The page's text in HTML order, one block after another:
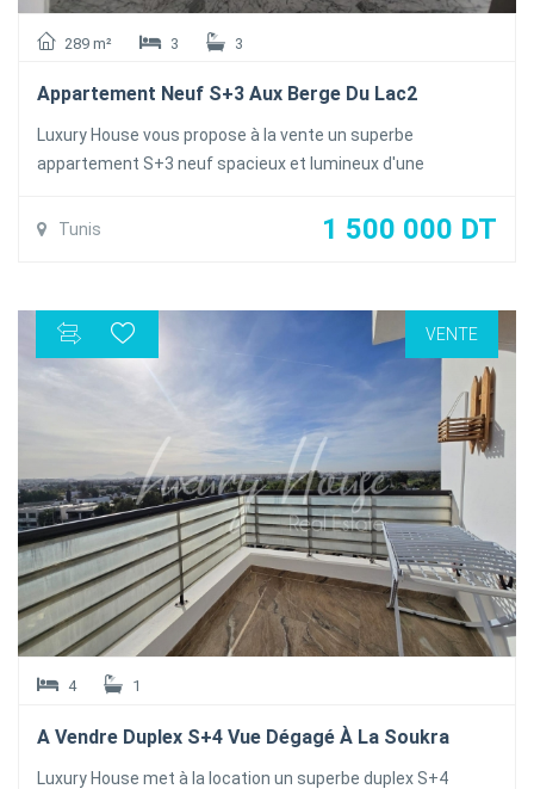
289 m² 3 3
Appartement Neuf S+3 Aux Berge Du Lac2
Luxury House vous propose à la vente un superbe
appartement S+3 neuf spacieux et lumineux d'une
calme et sécurisée au berge du lac2
invites , une cuisine équipée ( plaque, Hotte, Four ) avec
séchoir.
La partie nuit abritée trois suites avec salle de bain et
L'appartement est dotés de la climatisation en Split et du
chauffage central et une place de parking au sous-sol et un
cellier .
Tunis 1 500 000 DT
VENTE
4 1
A Vendre Duplex S+4 Vue Dégagé À La Soukra
Luxury House met à la location un superbe duplex S+4